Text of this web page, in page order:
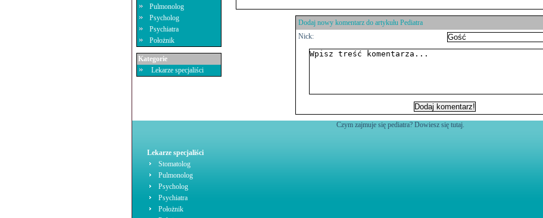
Pulmonolog
Psycholog
Psychiatra
Położnik
Kategorie
Lekarze specjaliści
Dodaj nowy komentarz do artykułu Pediatra
Nick:
Czym zajmuje się pediatra? Dowiesz się tutaj.
Lekarze specjaliści
Stomatolog
Pulmonolog
Psycholog
Psychiatra
Położnik